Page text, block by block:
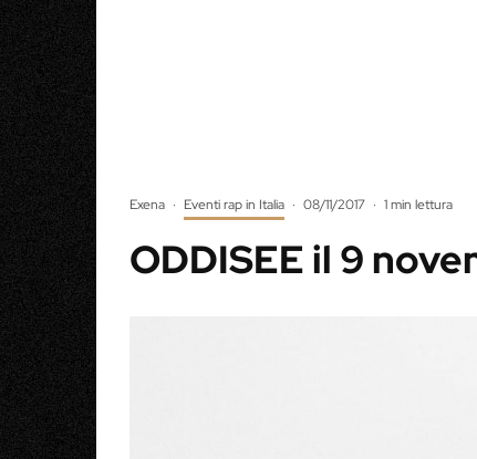
Exena · Eventi rap in Italia · 08/11/2017 · 1 min lettura
ODDISEE il 9